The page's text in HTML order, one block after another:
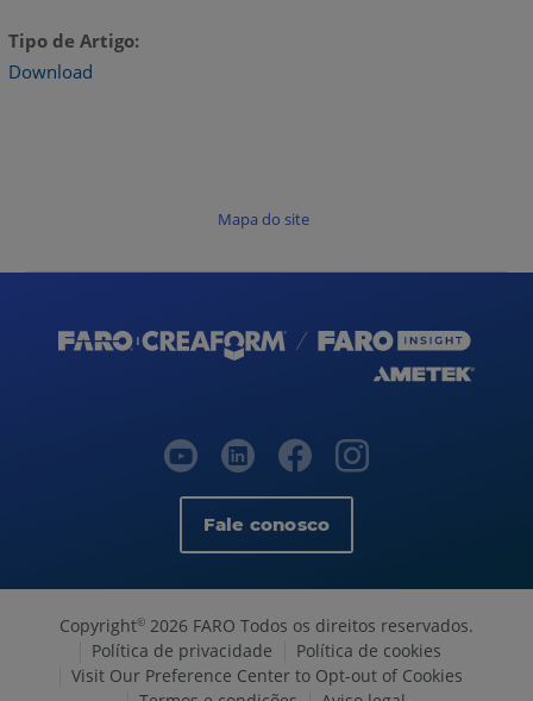
Tipo de Artigo
Download
Mapa do site
Fale conosco
Copyright© 2026 FARO Todos os direitos reservados.
Política de privacidade
Política de cookies
Visit Our Preference Center to Opt-out of Cookies